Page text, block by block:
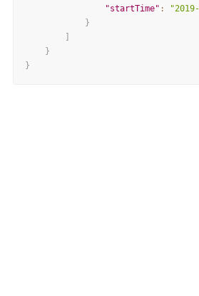
"startTime" :
}
]
}
}